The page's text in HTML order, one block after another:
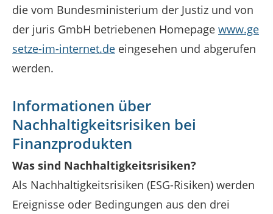
die vom Bundesministerium der Justiz und von
der juris GmbH betriebenen Homepage www.ge
setze-im-internet.de eingesehen und abgerufen
werden.
Informationen über
Nachhaltigkeitsrisiken bei
Finanzprodukten
Was sind Nachhaltigkeitsrisiken?
Als Nachhaltigkeitsrisiken (ESG-Risiken) werden
Ereignisse oder Bedingungen aus den drei